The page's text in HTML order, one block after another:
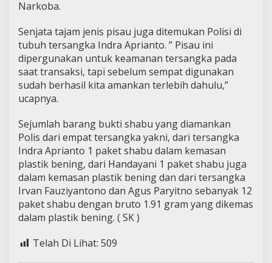
Narkoba.
Senjata tajam jenis pisau juga ditemukan Polisi di
tubuh tersangka Indra Aprianto. ” Pisau ini
dipergunakan untuk keamanan tersangka pada
saat transaksi, tapi sebelum sempat digunakan
sudah berhasil kita amankan terlebih dahulu,”
ucapnya.
Sejumlah barang bukti shabu yang diamankan
Polis dari empat tersangka yakni, dari tersangka
Indra Aprianto 1 paket shabu dalam kemasan
plastik bening, dari Handayani 1 paket shabu juga
dalam kemasan plastik bening dan dari tersangka
Irvan Fauziyantono dan Agus Paryitno sebanyak 12
paket shabu dengan bruto 1.91 gram yang dikemas
dalam plastik bening. ( SK )
Telah Di Lihat: 509